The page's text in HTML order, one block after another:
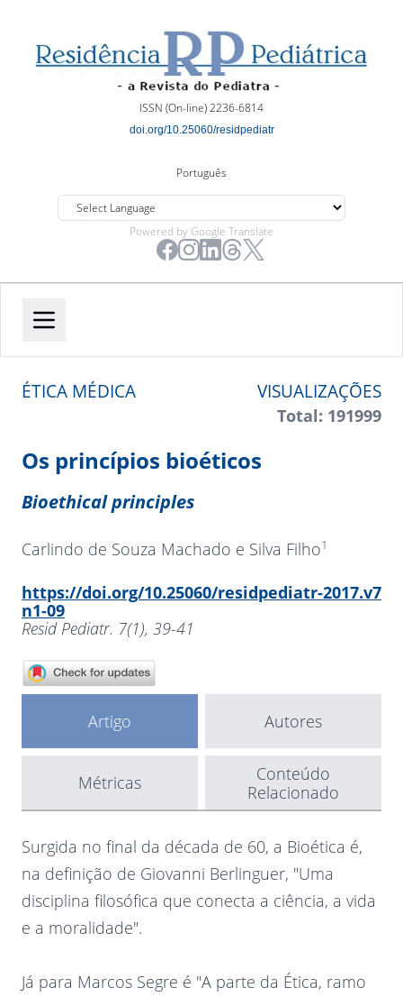
ISSN (On-line) 2236-6814
doi.org/10.25060/residpediatr
Português
Powered by Google Translate
ÉTICA MÉDICA VISUALIZAÇÕES
Total: 191999
Os princípios bioéticos
Bioethical principles
Carlindo de Souza Machado e Silva Filho1
https://doi.org/10.25060/residpediatr-2017.v7
n1-09
Resid Pediatr. 7(1), 39-41
Artigo Autores
Métricas
Conteúdo
Relacionado
Surgida no final da década de 60, a Bioética é,
na definição de Giovanni Berlinguer, "Uma
disciplina filosófica que conecta a ciência, a vida
e a moralidade".
Já para Marcos Segre é "A parte da Ética, ramo